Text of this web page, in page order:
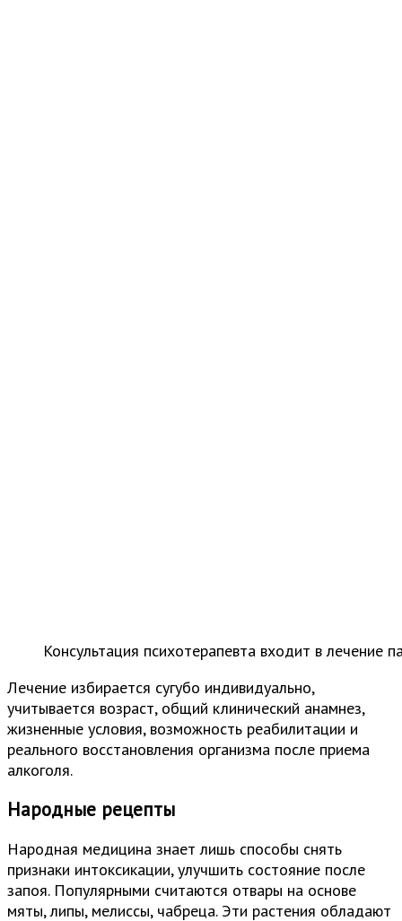
Консультация психотерапевта входит в лечение
Лечение избирается сугубо индивидуально,
учитывается возраст, общий клинический анамнез,
жизненные условия, возможность реабилитации и
реального восстановления организма после приема
алкоголя.
Народные рецепты
Народная медицина знает лишь способы снять
признаки интоксикации, улучшить состояние после
запоя. Популярными считаются отвары на основе
мяты, липы, мелиссы, чабреца. Эти растения обладают